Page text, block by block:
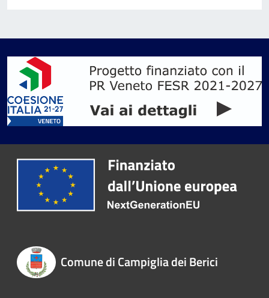
Comune di Campiglia dei Berici